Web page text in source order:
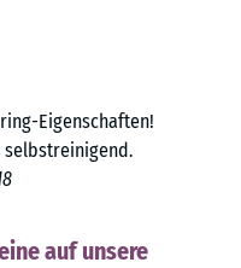
Eigenschaften!
selbstreinigend.
auf unsere